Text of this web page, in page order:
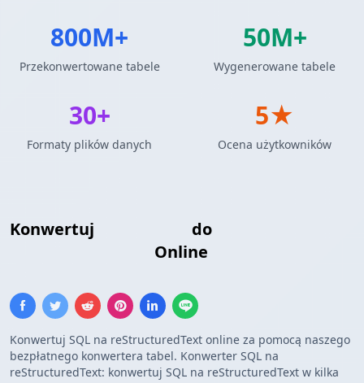
Konwertuj do
Online
Konwertuj SQL na reStructuredText online za pomocą naszego
bezpłatnego konwertera tabel. Konwerter SQL na
reStructuredText: konwertuj SQL na reStructuredText w kilka
800M+
Przekonwertowane tabele
50M+
Wygenerowane tabele
30+
Formaty plików danych
5★
Ocena użytkowników